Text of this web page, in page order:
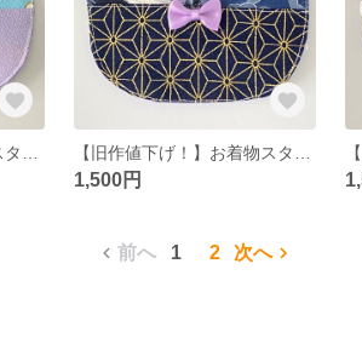
1,500円
前へ 1 2 次へ